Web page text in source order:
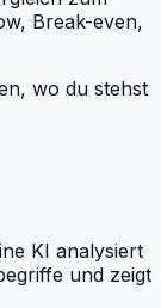
Break-even,
wo du stehst
KI analysiert
und zeigt